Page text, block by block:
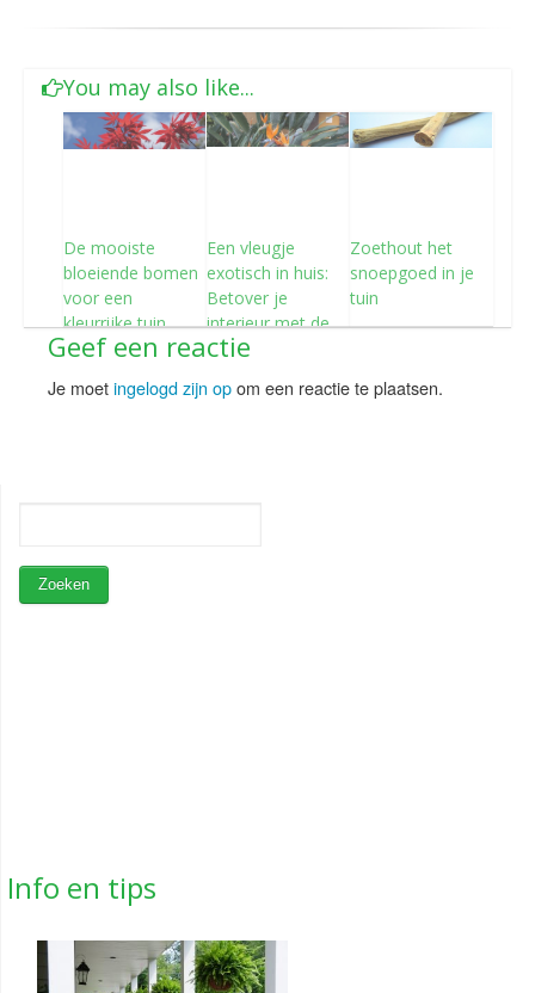
You may also like...
De mooiste
bloeiende bomen
voor een
kleurrijke tuin
Een vleugje
exotisch in huis:
Betover je
interieur met de
strelitzia
Zoethout het
snoepgoed in je
tuin
Geef een reactie
Je moetingelogd zijn opom een reactie te plaatsen.
Info en tips